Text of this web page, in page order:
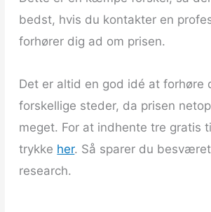
bedst, hvis du kontakter en
forhører dig ad om prisen.
Det er altid en god idé at forhøre
forskellige steder, da prisen
meget. For at indhente tre gratis
trykke her. Så sparer du
research.